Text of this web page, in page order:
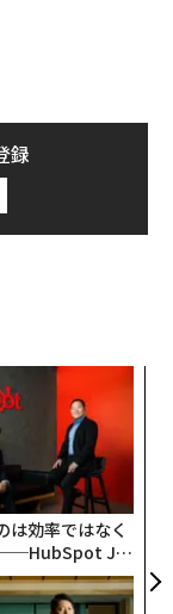
録
は効率ではなく
──HubSpot Ja
Grow Better」
り方